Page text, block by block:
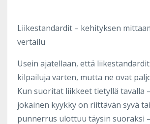
Liikestandardit – kehityksen
vertailu
Usein ajatellaan, että
kilpailuja varten, mutta ne ovat
Kun suoritat liikkeet tietyllä tavalla
jokainen kyykky on riittävän syvä
punnerrus ulottuu täysin suoraksi